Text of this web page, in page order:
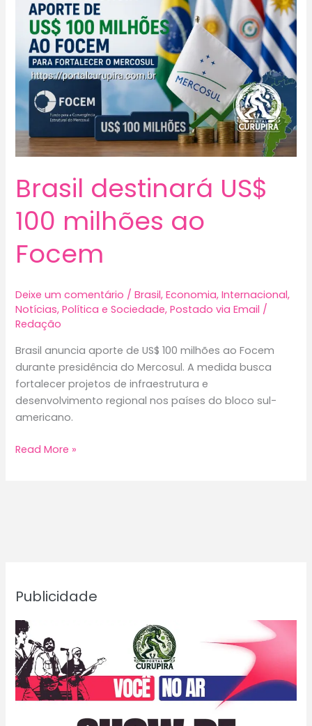
Publicidade
informação
maior
arma
povo
Brasil destinará US$
100 milhões ao
Focem
Deixe um comentário /Brasil,Economia,Internacional,
Notícias,Política e Sociedade,Postado via Email /
Redação
Brasil anuncia aporte de US$ 100 milhões ao Focem
durante presidência do Mercosul. A medida busca
fortalecer projetos de infraestrutura e
desenvolvimento regional nos países do bloco sul-
americano.
Brasil
Read More »